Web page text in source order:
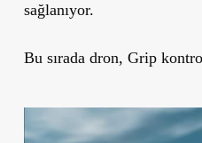
sağlanıyor.
Bu sırada dron, Grip